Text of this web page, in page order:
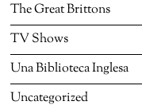
The Great Brittons
TV Shows
Una Biblioteca Inglesa
Uncategorized